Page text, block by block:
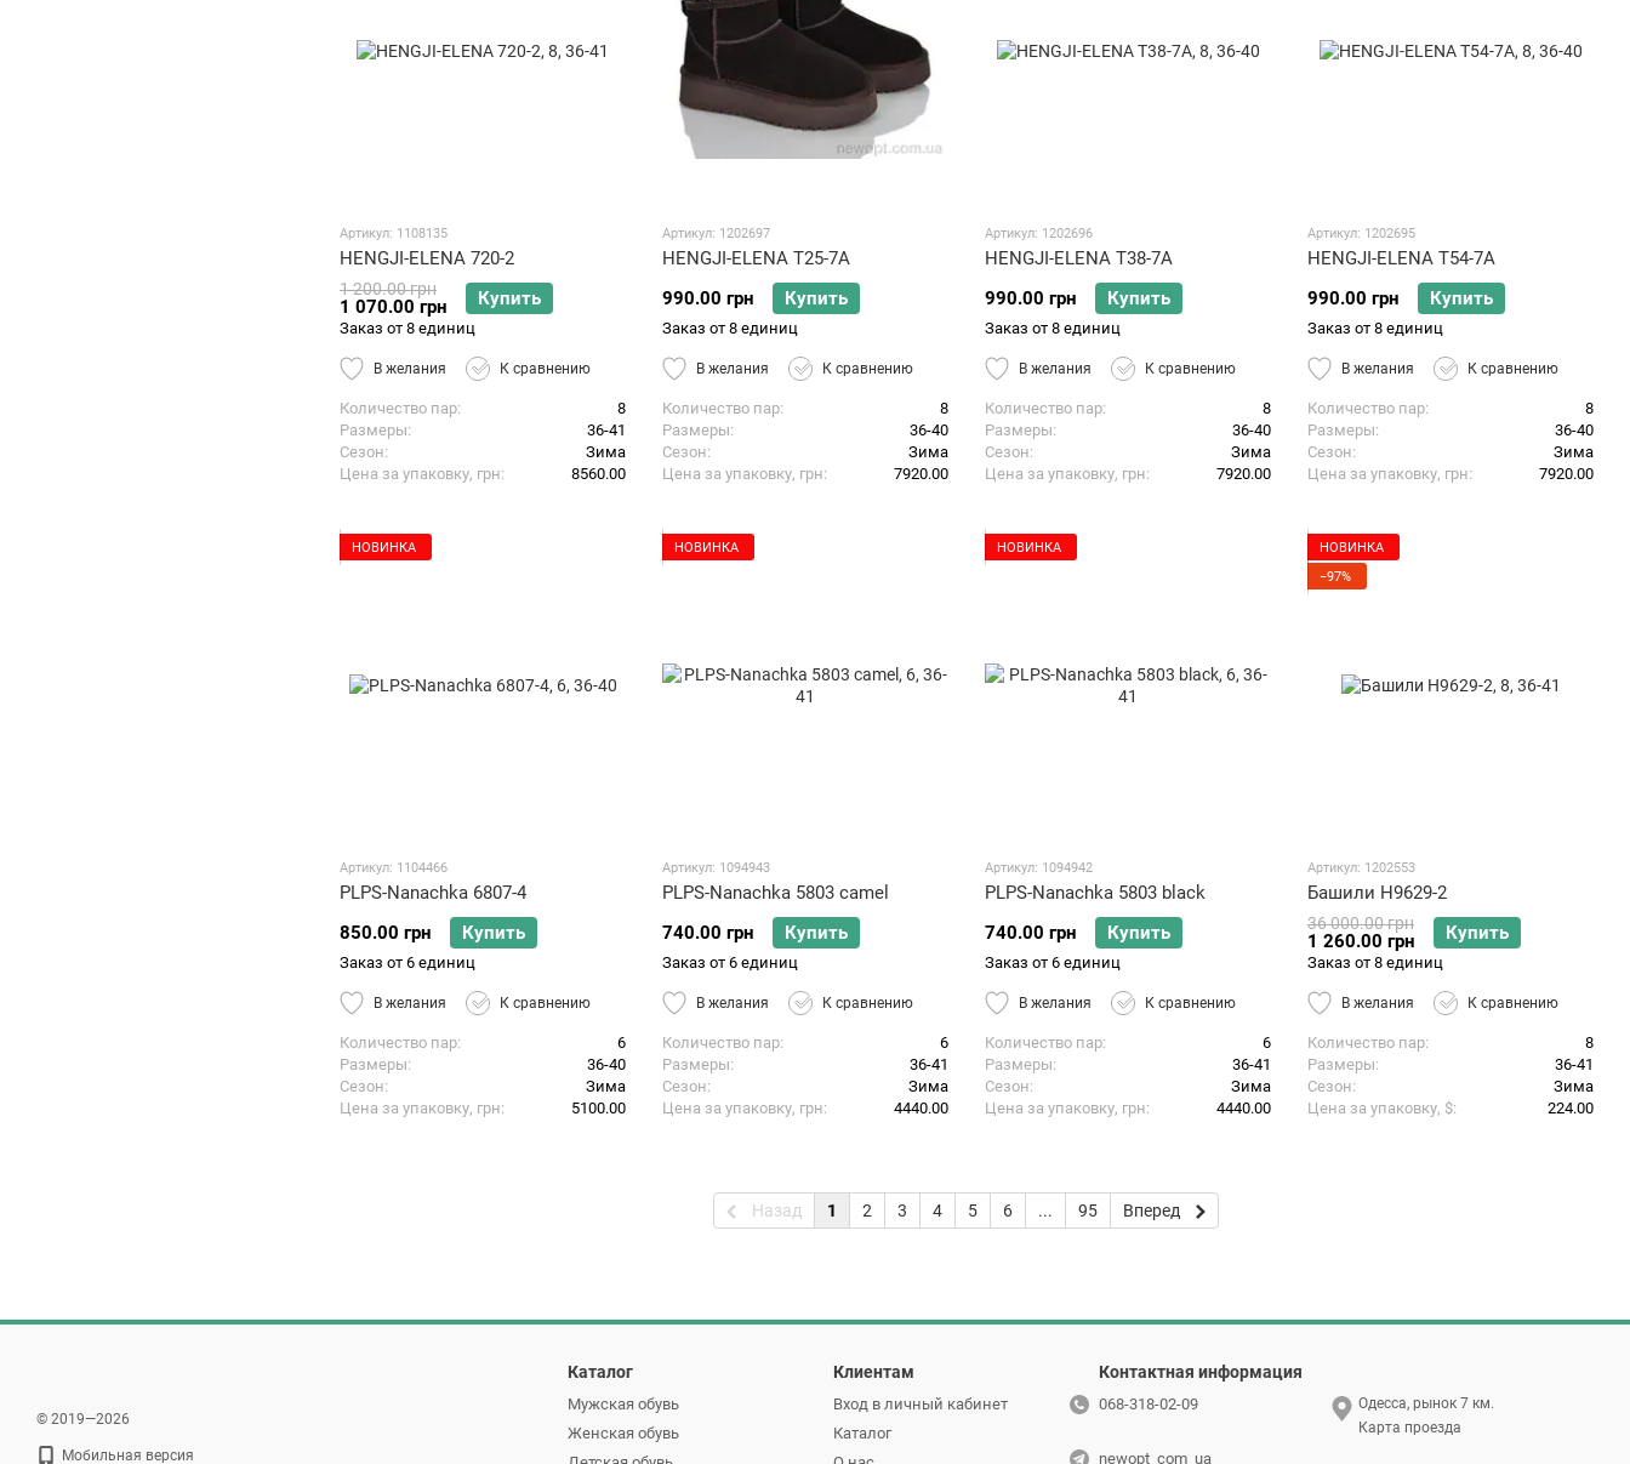
Артикул: 1108135
HENGJI-ELENA 720-2
1 200.00 грн
1 070.00 грн Купить
Заказ от 8 единиц
В желания К сравнению
Количество пар
8
Размеры
36-41
Сезон
Зима
Цена за упаковку, грн
8560.00
Артикул: 1202697
HENGJI-ELENA T25-7A
990.00 грн
Купить
Заказ от 8 единиц
В желания К сравнению
Количество пар
8
Размеры
36-40
Сезон
Зима
Цена за упаковку, грн
7920.00
Артикул: 1202696
HENGJI-ELENA T38-7A
990.00 грн
Купить
Заказ от 8 единиц
В желания К сравнению
Количество пар
8
Размеры
36-40
Сезон
Зима
Цена за упаковку, грн
7920.00
Артикул: 1202695
HENGJI-ELENA T54-7A
990.00 грн
Купить
Заказ от 8 единиц
В желания К сравнению
Количество пар
8
Размеры
36-40
Сезон
Зима
Цена за упаковку, грн
7920.00
НОВИНКА
Артикул: 1104466
PLPS-Nanachka 6807-4
850.00 грн
Купить
Заказ от 6 единиц
В желания К сравнению
Количество пар
6
Размеры
36-40
Сезон
Зима
Цена за упаковку, грн
5100.00
НОВИНКА
Артикул: 1094943
PLPS-Nanachka 5803 camel
740.00 грн
Купить
Заказ от 6 единиц
В желания К сравнению
Количество пар
6
Размеры
36-41
Сезон
Зима
Цена за упаковку, грн
4440.00
НОВИНКА
Артикул: 1094942
PLPS-Nanachka 5803 black
740.00 грн
Купить
Заказ от 6 единиц
В желания К сравнению
Количество пар
6
Размеры
36-41
Сезон
Зима
Цена за упаковку, грн
4440.00
НОВИНКА
−97%
Артикул: 1202553
Башили H9629-2
36 000.00 грн
1 260.00 грн Купить
Заказ от 8 единиц
В желания К сравнению
Количество пар
8
Размеры
36-41
Сезон
Зима
Цена за упаковку, $
224.00
Назад 1 2 3 4 5 6 ... 95 Вперед
© 2019—2026
Мобильная версия
Каталог
Мужская обувь
Женская обувь
Клиентам
Вход в личный кабинет
Каталог
Контактная информация
068-318-02-09
newopt_com_ua
Одесса, рынок 7 км.
Карта проезда